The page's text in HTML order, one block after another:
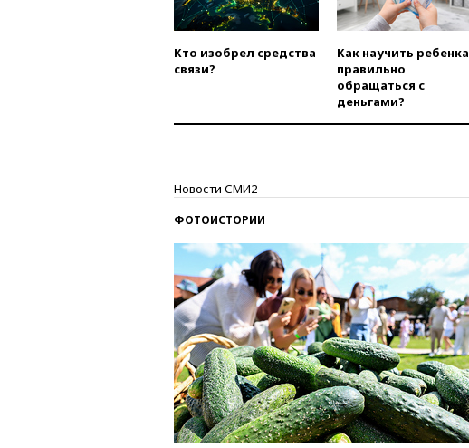
Кто изобрел средства
связи?
Как научить ребенка
правильно
обращаться с
деньгами?
Новости СМИ2
ФОТОИСТОРИИ